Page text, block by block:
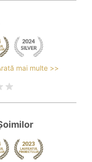
mai multe >>